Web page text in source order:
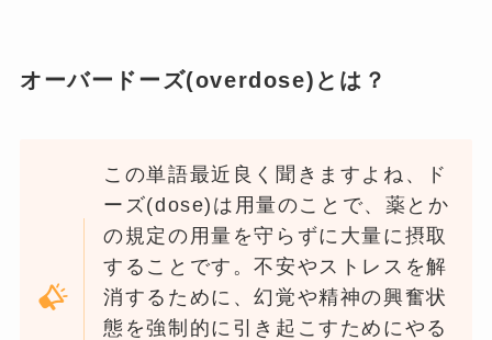
オーバードーズ(overdose)とは？
この単語最近良く聞きますよね、ド
ーズ(dose)は用量のことで、薬とか
の規定の用量を守らずに大量に摂取
することです。不安やストレスを解
消するために、幻覚や精神の興奮状
態を強制的に引き起こすためにやる